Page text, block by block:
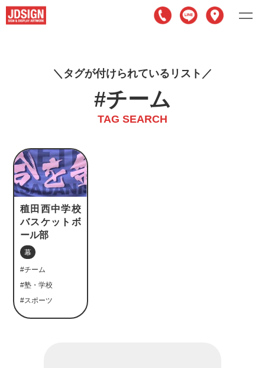
タグが付けられているリスト
#チーム
TAG SEARCH
稙田西中学校
バスケットボ
ール部
幕
#チーム
#塾・学校
#スポーツ